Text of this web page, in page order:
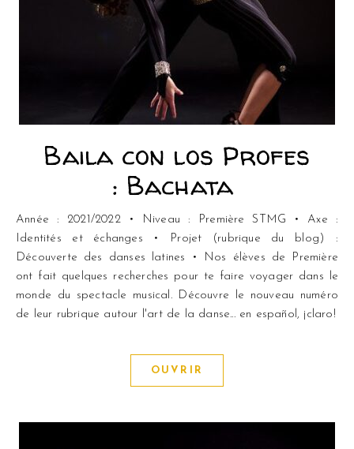
Baila con los Profes
: Bachata
Année : 2021/2022 • Niveau : Première STMG • Axe :
Identités et échanges • Projet (rubrique du blog) :
Découverte des danses latines • Nos élèves de Première
ont fait quelques recherches pour te faire voyager dans le
monde du spectacle musical. Découvre le nouveau numéro
de leur rubrique autour l'art de la danse... en español, ¡claro!
OUVRIR